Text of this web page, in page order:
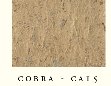
cobra - ca15